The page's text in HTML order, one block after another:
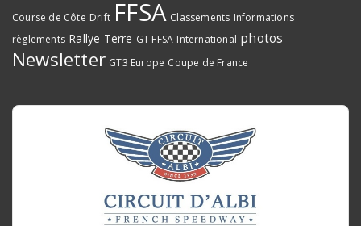
Course de Côte Drift FFSA Classements Informations
règlements Rallye Terre GT FFSA International photos
Newsletter GT3 Europe Coupe de France